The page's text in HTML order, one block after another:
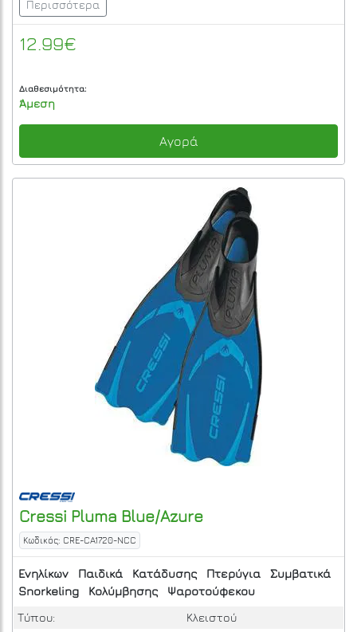
Περισσότερα
12.99€
Διαθεσιμότητα:
Άμεση
Αγορά
Cressi Pluma Blue/Azure
Κωδικός: CRE-CA1720-NCC
Ενηλίκων Παιδικά Κατάδυσης Πτερύγια
Συμβατικά
Snorkeling
Κολύμβησης
Ψαροτούφεκου
Τύπου:
Κλειστού